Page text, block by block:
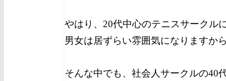
やはり、20代中心のテニスサークル
男女は居ずらい雰囲気になりますか
そんな中でも、社会人サークルの40